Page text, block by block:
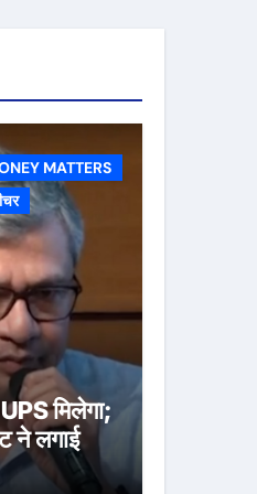
MATTERS
मिलेगा;
ने लगाई